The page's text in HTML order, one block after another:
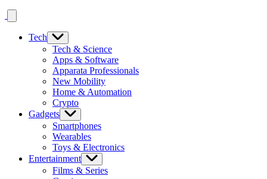
Tech
Tech & Science
Apps & Software
Apparata Professionals
New Mobility
Home & Automation
Crypto
Gadgets
Smartphones
Wearables
Toys & Electronics
Entertainment
Films & Series